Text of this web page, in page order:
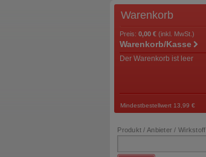
Warenkorb
Preis: 0,00 € (inkl. MwSt.)
Warenkorb/Kasse
Der Warenkorb ist leer
Mindestbestellwert 13,99 €
Produkt / Anbieter / Wirkstoff